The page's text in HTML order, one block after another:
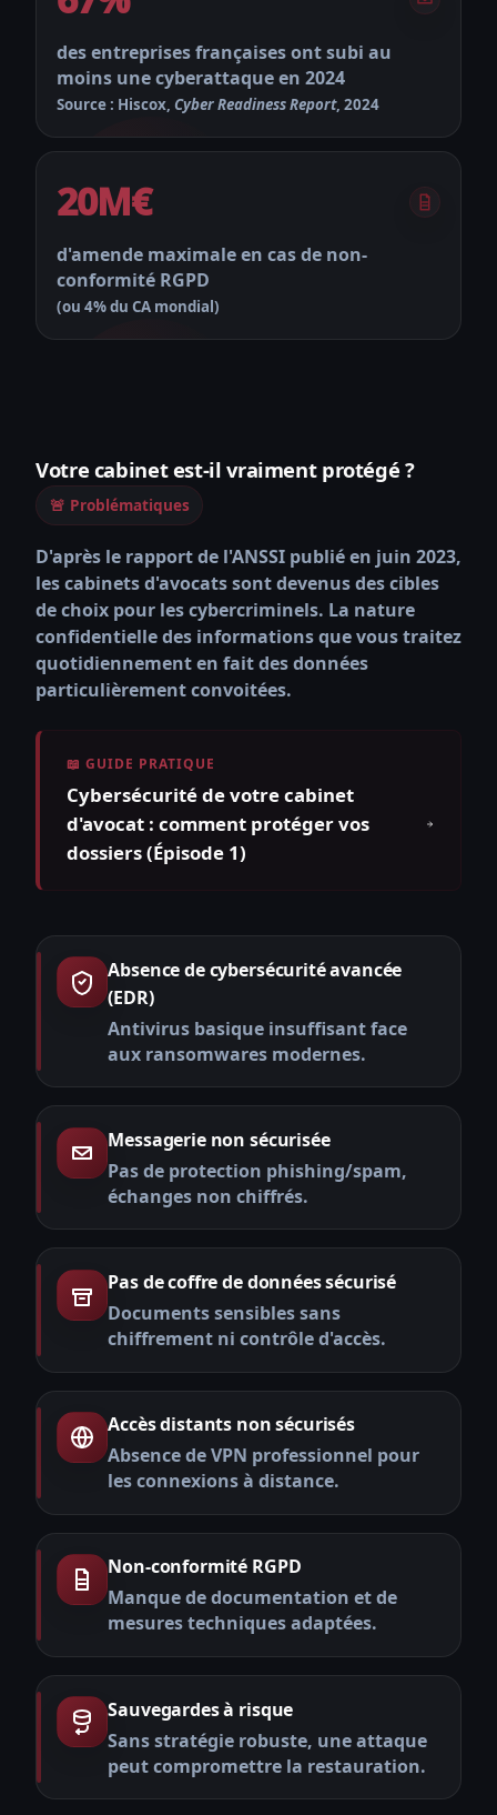
des entreprises françaises ont subi au
moins une cyberattaque en 2024
Source : Hiscox, Cyber Readiness Report, 2024
20M€
d'amende maximale en cas de non-
conformité RGPD
(ou 4% du CA mondial)
Votre cabinet est-il vraiment protégé ?
🚨 Problématiques
D'après le rapport de l'ANSSI publié en juin 2023,
les cabinets d'avocats sont devenus des cibles
de choix pour les cybercriminels. La nature
confidentielle des informations que vous traitez
quotidiennement en fait des données
particulièrement convoitées.
📖 GUIDE PRATIQUE
Cybersécurité de votre cabinet
d'avocat : comment protéger vos
dossiers (Épisode 1)
Absence de cybersécurité avancée
(EDR)
Antivirus basique insuffisant face
aux ransomwares modernes.
Messagerie non sécurisée
Pas de protection phishing/spam,
échanges non chiffrés.
Pas de coffre de données sécurisé
Documents sensibles sans
chiffrement ni contrôle d'accès.
Accès distants non sécurisés
Absence de VPN professionnel pour
les connexions à distance.
Non-conformité RGPD
Manque de documentation et de
mesures techniques adaptées.
Sauvegardes à risque
Sans stratégie robuste, une attaque
peut compromettre la restauration.